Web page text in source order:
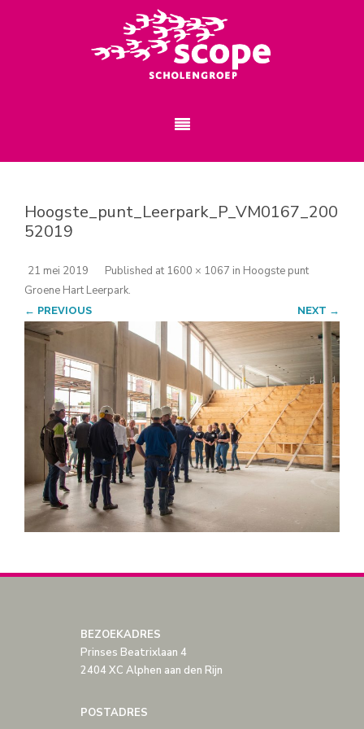
Hoogste_punt_Leerpark_P_VM0167_200
52019
Published
21 mei 2019 at 1600 × 1067 in Hoogste punt
Groene Hart Leerpark.
← PREVIOUS NEXT →
BEZOEKADRES
Prinses Beatrixlaan 4
2404 XC Alphen aan den Rijn
POSTADRES